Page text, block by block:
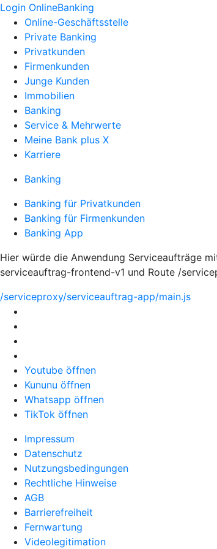
Login OnlineBanking
Online-Geschäftsstelle
Private Banking
Privatkunden
Firmenkunden
Junge Kunden
Immobilien
Banking
Service & Mehrwerte
Meine Bank plus X
Karriere
Banking
Banking für Privatkunden
Banking für Firmenkunden
Banking App
Hier würde die Anwendung Serviceaufträge
serviceauftrag-frontend-v1 und Route /
/serviceproxy/serviceauftrag-app/main.js
Youtube öffnen
Kununu öffnen
Whatsapp öffnen
TikTok öffnen
Impressum
Datenschutz
Nutzungsbedingungen
Rechtliche Hinweise
AGB
Barrierefreiheit
Fernwartung
Videolegitimation